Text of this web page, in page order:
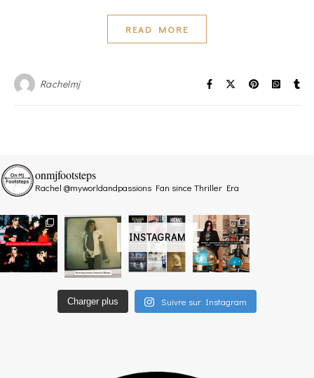
READ MORE
Rachelmj
INSTAGRAM
onmjfootsteps
Rachel @myworldandpassions Fan since Thriller Era
Charger plus Suivre sur Instagram